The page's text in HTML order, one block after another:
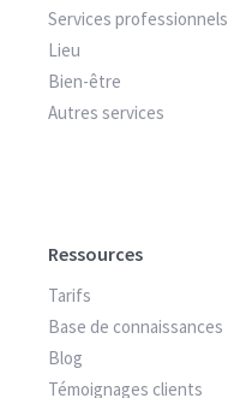
Services professionnels
Lieu
Bien-être
Autres services
Ressources
Tarifs
Base de connaissances
Blog
Témoignages clients